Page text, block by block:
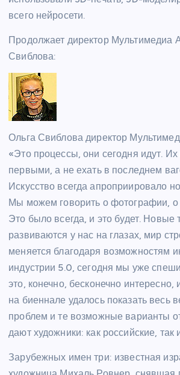
всего нейросети.
Продолжает директор Мультимедиа
Свиблова:
Ольга Свиблова директор
«Это процессы, они сегодня идут. Их
первыми, а не ехать в последнем
Искусство всегда апроприировало
Мы можем говорить о фотографии, о
Это было всегда, и это будет. Новые
развиваются у нас на глазах, мир
меняется благодаря возможностям
индустрии 5.0, сегодня мы уже
это, конечно, бесконечно интересно,
на биеннале удалось показать весь
проблем и те возможные варианты
дают художники: как российские,
Зарубежных имен три: известная